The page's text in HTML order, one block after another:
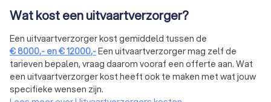
Wat kost een uitvaartverzorger?
Een uitvaartverzorger kost gemiddeld tussen de
€8000,- en€12000,-Een uitvaartverzorger mag zelf de
tarieven bepalen, vraag daarom vooraf een offerte aan. Wat
een uitvaartverzorger kost heeft ook te maken met wat jouw
specifieke wensen zijn.